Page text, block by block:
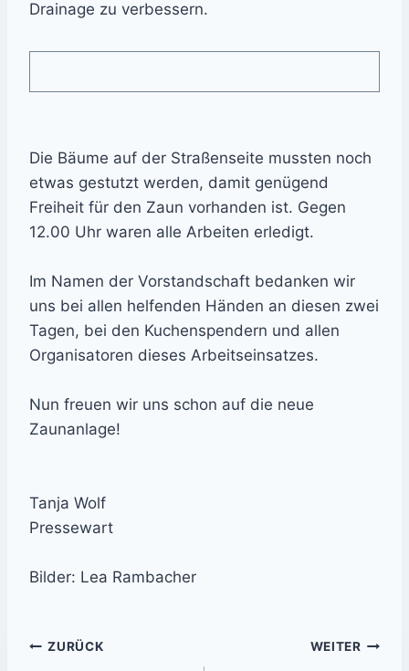
Drainage zu verbessern.
Die Bäume auf der Straßenseite mussten noch
etwas gestutzt werden, damit genügend
Freiheit für den Zaun vorhanden ist. Gegen
12.00 Uhr waren alle Arbeiten erledigt.
Im Namen der Vorstandschaft bedanken wir
uns bei allen helfenden Händen an diesen zwei
Tagen, bei den Kuchenspendern und allen
Organisatoren dieses Arbeitseinsatzes.
Nun freuen wir uns schon auf die neue
Zaunanlage!
Tanja Wolf
Pressewart
Bilder: Lea Rambacher
Beitrags-
ZURÜCK WEITER